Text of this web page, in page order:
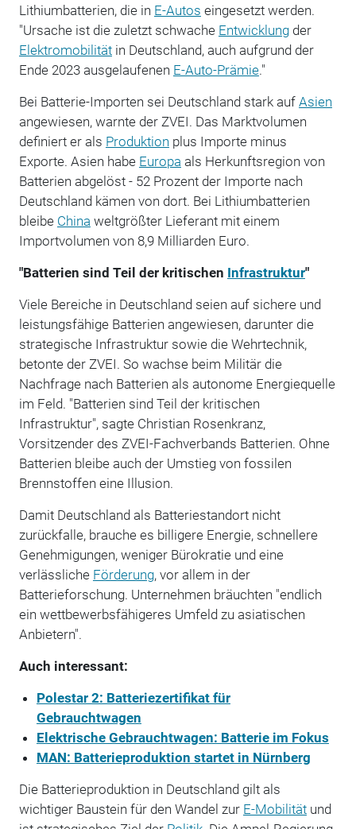
Lithiumbatterien, die in E-Autos eingesetzt werden.
"Ursache ist die zuletzt schwache Entwicklungder
Elektromobilitätin Deutschland, auch aufgrund der
Ende 2023 ausgelaufenen E-Auto-Prämie."
Bei Batterie-Importen sei Deutschland stark auf Asien
angewiesen, warnte der ZVEI. Das Marktvolumen
definiert er als Produktion plus Importe minus
Exporte. Asien habe Europa als Herkunftsregion von
Batterien abgelöst - 52 Prozent der Importe nach
Deutschland kämen von dort. Bei Lithiumbatterien
bleibe China weltgrößter Lieferant mit einem
Importvolumen von 8,9 Milliarden Euro.
"Batterien sind Teil der kritischen Infrastruktur"
Viele Bereiche in Deutschland seien auf sichere und
leistungsfähige Batterien angewiesen, darunter die
strategische Infrastruktur sowie die Wehrtechnik,
betonte der ZVEI. So wachse beim Militär die
Nachfrage nach Batterien als autonome Energiequelle
im Feld. "Batterien sind Teil der kritischen
Infrastruktur", sagte Christian Rosenkranz,
Vorsitzender des ZVEI-Fachverbands Batterien. Ohne
Batterien bleibe auch der Umstieg von fossilen
Brennstoffen eine Illusion.
Damit Deutschland als Batteriestandort nicht
zurückfalle, brauche es billigere Energie, schnellere
Genehmigungen, weniger Bürokratie und eine
verlässliche Förderung, vor allem in der
Batterieforschung. Unternehmen bräuchten "endlich
ein wettbewerbsfähigeres Umfeld zu asiatischen
Anbietern".
Auch interessant:
Polestar 2: Batteriezertifikat für
Gebrauchtwagen
Elektrische Gebrauchtwagen: Batterie im Fokus
MAN: Batterieproduktion startet in Nürnberg
Die Batterieproduktion in Deutschland gilt als
wichtiger Baustein für den Wandel zur E-Mobilitätund